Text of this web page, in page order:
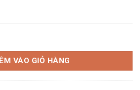
độ 60/55W Panasonic FV-18NS3 số
VÀO GIỎ HÀNG